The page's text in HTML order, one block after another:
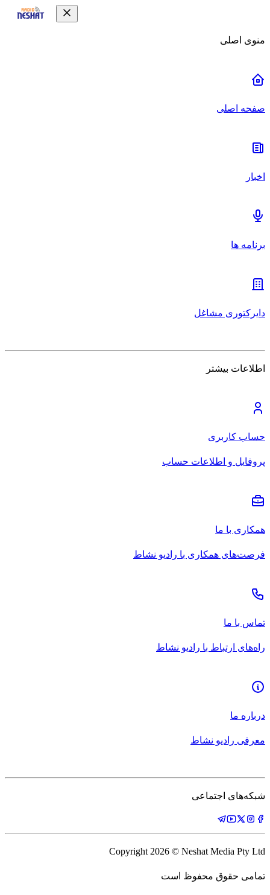
منوی اصلی
صفحه اصلی
اخبار
برنامه ها
دایرکتوری مشاغل
اطلاعات بیشتر
حساب کاربری
پروفایل و اطلاعات حساب
همکاری با ما
فرصت‌های همکاری با رادیو نشاط
تماس با ما
راه‌های ارتباط با رادیو نشاط
درباره ما
معرفی رادیو نشاط
شبکه‌های اجتماعی
Copyright 2026 © Neshat Media Pty Ltd
تمامی حقوق محفوظ است